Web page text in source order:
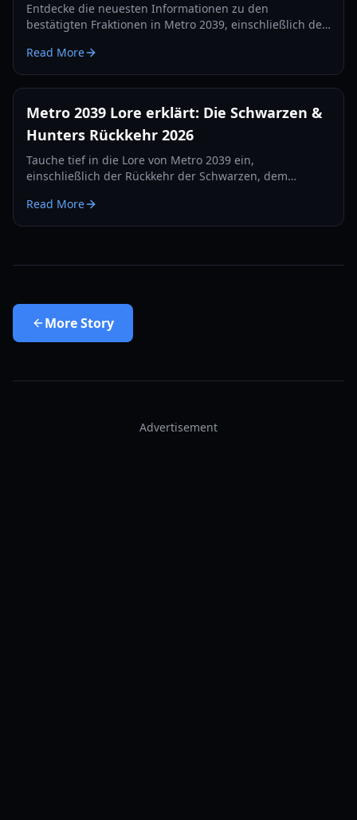
Entdecke die neuesten Informationen zu den
bestätigten Fraktionen in Metro 2039, einschließlich der
Oberflächengruppen in der kommenden Fortsetzung.
Read More
Metro 2039 Lore erklärt: Die Schwarzen &
Hunters Rückkehr 2026
Tauche tief in die Lore von Metro 2039 ein,
einschließlich der Rückkehr der Schwarzen, dem
Fremden.
Read More
MoreStory
Advertisement